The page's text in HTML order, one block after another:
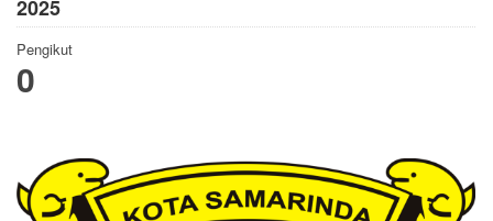
2025
Pengikut
0